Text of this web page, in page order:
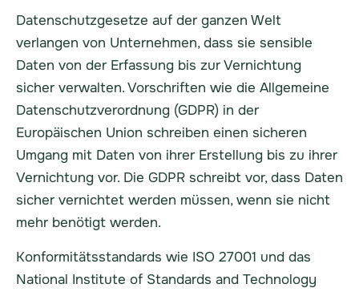
Datenschutzgesetze auf der ganzen Welt
verlangen von Unternehmen, dass sie sensible
Daten von der Erfassung bis zur Vernichtung
sicher verwalten. Vorschriften wie die Allgemeine
Datenschutzverordnung (GDPR) in der
Europäischen Union schreiben einen sicheren
Umgang mit Daten von ihrer Erstellung bis zu ihrer
Vernichtung vor. Die GDPR schreibt vor, dass Daten
sicher vernichtet werden müssen, wenn sie nicht
mehr benötigt werden.
Konformitätsstandards wie ISO 27001 und das
National Institute of Standards and Technology